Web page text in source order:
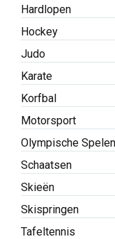
Hardlopen
Hockey
Judo
Karate
Korfbal
Motorsport
Olympische Spelen
Schaatsen
Skieën
Skispringen
Tafeltennis